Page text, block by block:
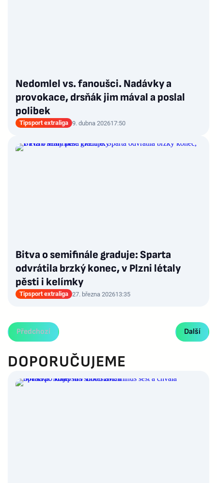
Nedomlel vs. fanoušci. Nadávky a
provokace, drsňák jim mával a poslal
polibek
Tipsport extraliga 9. dubna 202617:50
Bitva o semifinále graduje: Sparta
odvrátila brzký konec, v Plzni létaly
pěsti i kelímky
Tipsport extraliga 27. března 202613:35
Předchozí Další
DOPORUČUJEME